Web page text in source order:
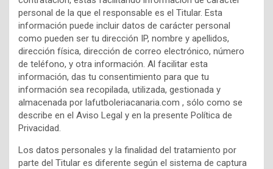
personal de la que el responsable es el Titular. Esta
información puede incluir datos de carácter personal
como pueden ser tu dirección IP, nombre y apellidos,
dirección física, dirección de correo electrónico, número
de teléfono, y otra información. Al facilitar esta
información, das tu consentimiento para que tu
información sea recopilada, utilizada, gestionada y
almacenada por lafutboleriacanaria.com , sólo como se
describe en el Aviso Legal y en la presente Política de
Privacidad.
Los datos personales y la finalidad del tratamiento por
parte del Titular es diferente según el sistema de captura